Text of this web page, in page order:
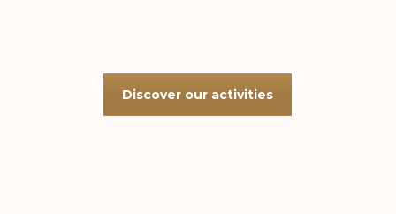
Discover our activities